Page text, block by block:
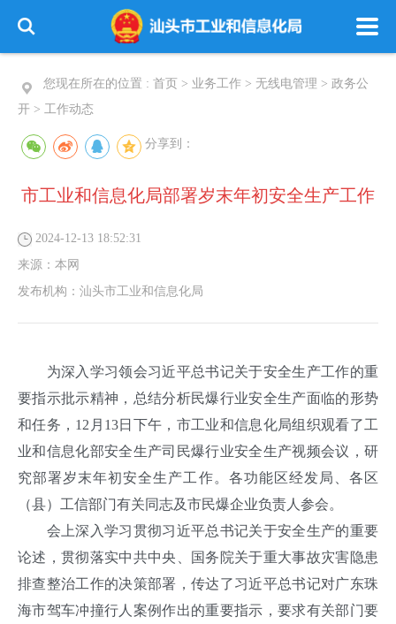
您现在所在的位置 : 首页 > 业务工作 > 无线电管理 > 政务公
开 > 工作动态
分享到：
市工业和信息化局部署岁末年初安全生产工作
2024-12-13 18:52:31
来源： 本网
发布机构： 汕头市工业和信息化局
为深入学习领会习近平总书记关于安全生产工作的重
要指示批示精神，总结分析民爆行业安全生产面临的形势
和任务，12月13日下午，市工业和信息化局组织观看了工
业和信息化部安全生产司民爆行业安全生产视频会议，研
究部署岁末年初安全生产工作。各功能区经发局、各区
（县）工信部门有关同志及市民爆企业负责人参会。
会上深入学习贯彻习近平总书记关于安全生产的重要
论述，贯彻落实中共中央、国务院关于重大事故灾害隐患
排查整治工作的决策部署，传达了习近平总书记对广东珠
海市驾车冲撞行人案例作出的重要指示，要求有关部门要